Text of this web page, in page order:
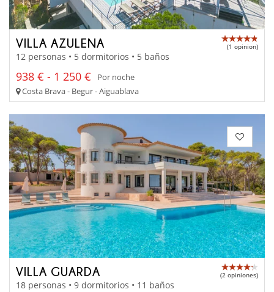
VILLA AZULENA (1 opinion)
12 personas • 5 dormitorios • 5 baños
938 € - 1 250 €
Por noche
Costa Brava - Begur - Aiguablava
VILLA GUARDA (2 opiniones)
18 personas • 9 dormitorios • 11 baños